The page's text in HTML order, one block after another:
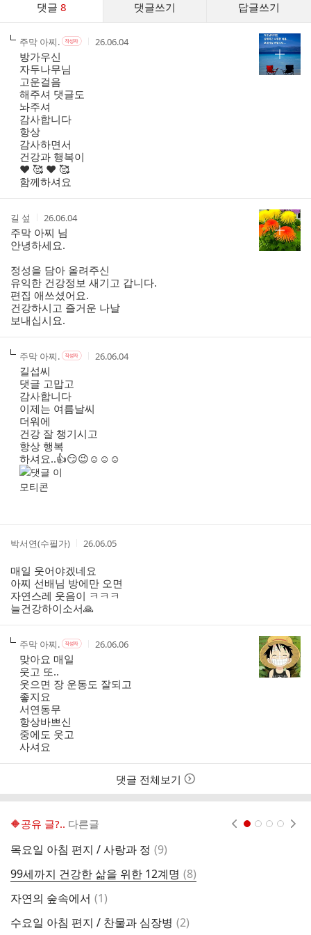
댓글 8 댓글쓰기 답글쓰기
작
성
자
주막 아찌.작
자
본
여
작
작
26.06.04
방가우신
자두나무님
고운걸음
해주셔 댓글도
놔주셔
감사합니다
항상
감사하면서
건강과 행복이
❤️ 🥰 ❤️ 🥰
함께하셔요
작
성
자
길 섶
작
성
시
간
26.06.04
주막 아찌 님
안녕하세요.
정성을 담아 올려주신
유익한 건강정보 새기고 갑니다.
편집 애쓰셨어요.
건강하시고 즐거운 나날
보내십시요.
작
성
자
주막 아찌.작
자
본
인
여
작
작
26.06.04
길섭씨
댓글 고맙고
감사합니다
이제는 여름날씨
더워에
건강 잘 챙기시고
항상 행복
하셔요..👍😏😉☺️☺️☺️
작
자
박서연(수필가)
작
시
간
26.06.05
매일 웃어야겠네요
아찌 선배님 방에만 오면
자연스레 웃음이 ㅋㅋㅋ
늘건강하이소서🙏
작
성
자
주막 아찌.작
성
자
본
인
작
성
자
작
26.06.06
맞아요 매일
웃고 또..
웃으면 장 운동도 잘되고
좋지요
서연동무
항상바쁘신
중에도 웃고
사셔요
댓글 전체보기
🔶️공유 글?.. 다른글
목요일 아침 편지 / 사랑과 정 댓
(9)
99세까지 건강한 삶을 위한 12계명 댓
글
(8)
자연의 숲속에서 댓
(1)
수요일 아침 편지 / 찬물과 심장병 댓
(2)